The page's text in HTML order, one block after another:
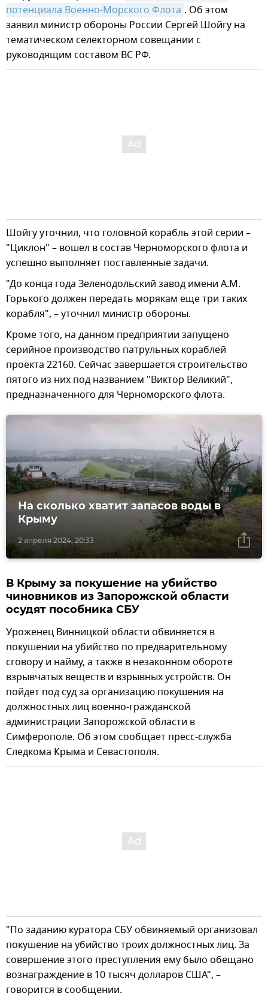
потенциала Военно-Морского Флота . Об этом
заявил министр обороны России Сергей Шойгу на
тематическом селекторном совещании с
руководящим составом ВС РФ.
Шойгу уточнил, что головной корабль этой серии –
"Циклон" – вошел в состав Черноморского флота и
успешно выполняет поставленные задачи.
"До конца года Зеленодольский завод имени А.М.
Горького должен передать морякам еще три таких
корабля", – уточнил министр обороны.
Кроме того, на данном предприятии запущено
серийное производство патрульных кораблей
проекта 22160. Сейчас завершается строительство
пятого из них под названием "Виктор Великий",
предназначенного для Черноморского флота.
2 апреля 2024, 20:33
На сколько хватит запасов воды в
Крыму
В Крыму за покушение на убийство
чиновников из Запорожской области
осудят пособника СБУ
Уроженец Винницкой области обвиняется в
покушении на убийство по предварительному
сговору и найму, а также в незаконном обороте
взрывчатых веществ и взрывных устройств. Он
пойдет под суд за организацию покушения на
должностных лиц военно-гражданской
администрации Запорожской области в
Симферополе. Об этом сообщает пресс-служба
Следкома Крыма и Севастополя.
"По заданию куратора СБУ обвиняемый организовал
покушение на убийство троих должностных лиц. За
совершение этого преступления ему было обещано
вознаграждение в 10 тысяч долларов США", –
говорится в сообщении.